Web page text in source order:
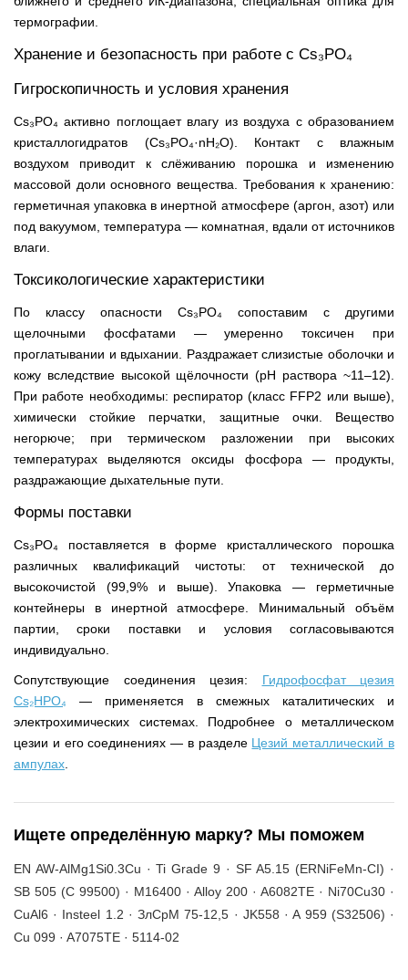
термографии.
Хранение и безопасность при работе с Cs₃PO₄
Гигроскопичность и условия хранения
Cs₃PO₄ активно поглощает влагу из воздуха с образованием
кристаллогидратов (Cs₃PO₄·nH₂O). Контакт с влажным
воздухом приводит к слёживанию порошка и изменению
массовой доли основного вещества. Требования к хранению:
герметичная упаковка в инертной атмосфере (аргон, азот) или
под вакуумом, температура — комнатная, вдали от источников
влаги.
Токсикологические характеристики
По классу опасности Cs₃PO₄ сопоставим с другими
щелочными фосфатами — умеренно токсичен при
проглатывании и вдыхании. Раздражает слизистые оболочки и
кожу вследствие высокой щёлочности (pH раствора ~11–12).
При работе необходимы: респиратор (класс FFP2 или выше),
химически стойкие перчатки, защитные очки. Вещество
негорюче; при термическом разложении при высоких
температурах выделяются оксиды фосфора — продукты,
раздражающие дыхательные пути.
Формы поставки
Cs₃PO₄ поставляется в форме кристаллического порошка
различных квалификаций чистоты: от технической до
высокочистой (99,9% и выше). Упаковка — герметичные
контейнеры в инертной атмосфере. Минимальный объём
партии, сроки поставки и условия согласовываются
индивидуально.
Сопутствующие соединения цезия: Гидрофосфат цезия
Cs₂HPO₄ — применяется в смежных каталитических и
электрохимических системах. Подробнее о металлическом
цезии и его соединениях — в разделе Цезий металлический в
ампулах
Ищете определённую марку? Мы поможем
EN AW-AlMg1Si0.3Cu · Ti Grade 9 · SF A5.15 (ERNiFeMn-CI) ·
SB 505 (C 99500) · M16400 · Alloy 200 · A6082TE · Ni70Cu30 ·
CuAl6 · Insteel 1.2 · ЗлСрМ 75-12,5 · JK558 · A 959 (S32506) ·
Cu 099 · A7075TE · 5114-02